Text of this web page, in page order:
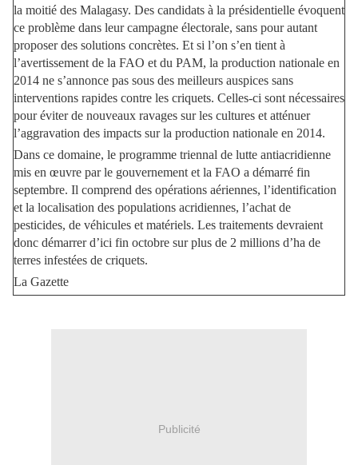
la moitié des Malagasy. Des candidats à la présidentielle évoquent
ce problème dans leur campagne électorale, sans pour autant
proposer des solutions concrètes. Et si l’on s’en tient à
l’avertissement de la FAO et du PAM, la production nationale en
2014 ne s’annonce pas sous des meilleurs auspices sans
interventions rapides contre les criquets. Celles-ci sont nécessaires
pour éviter de nouveaux ravages sur les cultures et atténuer
l’aggravation des impacts sur la production nationale en 2014.
Dans ce domaine, le programme triennal de lutte antiacridienne
mis en œuvre par le gouvernement et la FAO a démarré fin
septembre. Il comprend des opérations aériennes, l’identification
et la localisation des populations acridiennes, l’achat de
pesticides, de véhicules et matériels. Les traitements devraient
donc démarrer d’ici fin octobre sur plus de 2 millions d’ha de
terres infestées de criquets.
La Gazette
Publicité